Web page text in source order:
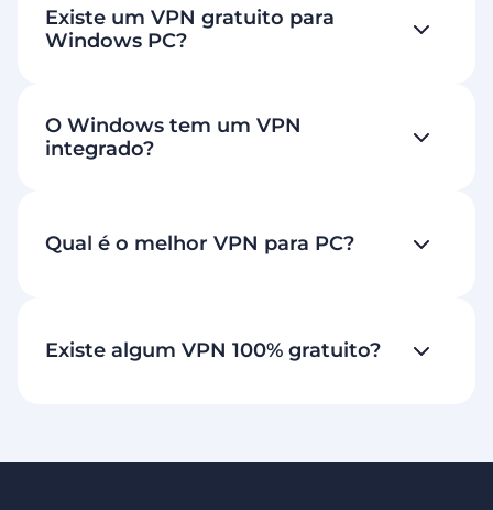
Existe um VPN gratuito para
Windows PC?
O Windows tem um VPN
integrado?
Qual é o melhor VPN para PC?
Existe algum VPN 100% gratuito?